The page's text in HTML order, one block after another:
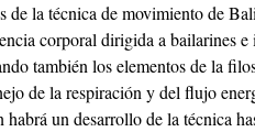
de la técnica de movimiento de
corporal dirigida a bailarines
también los elementos de la
de la respiración y del flujo
habrá un desarrollo de la técnica